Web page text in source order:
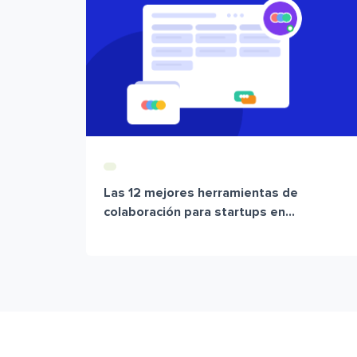
Las 12 mejores herramientas de
colaboración para startups en...